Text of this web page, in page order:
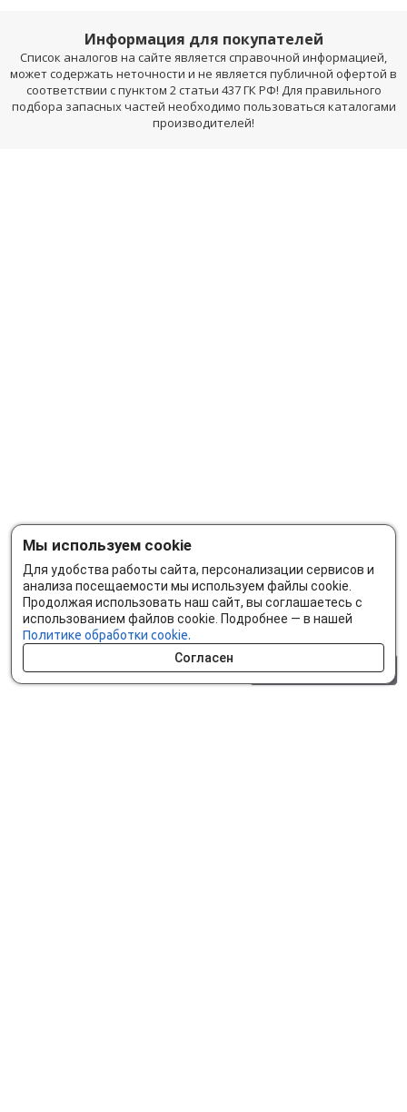
Информация для покупателей
Список аналогов на сайте является справочной информацией,
может содержать неточности и не является публичной офертой в
соответствии с пунктом 2 статьи 437 ГК РФ! Для правильного
подбора запасных частей необходимо пользоваться каталогами
производителей!
Мы используем cookie
Для удобства работы сайта, персонализации сервисов и
анализа посещаемости мы используем файлы cookie.
Продолжая использовать наш сайт, вы соглашаетесь с
использованием файлов cookie. Подробнее — в нашей
Политике обработки cookie.
Согласен